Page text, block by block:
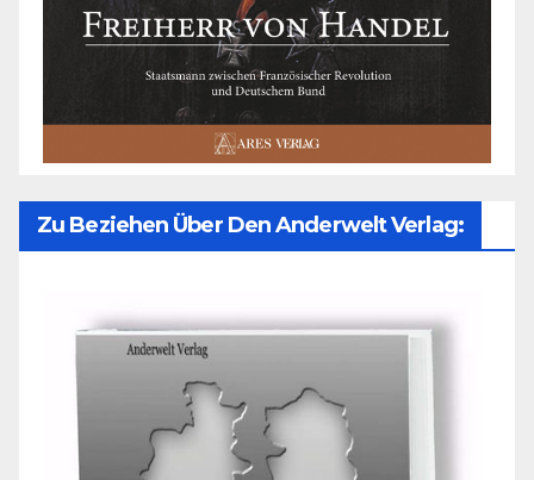
Zu Beziehen Über Den Anderwelt Verlag: